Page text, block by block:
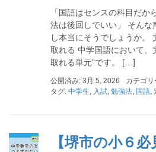
「国語はセンスの科目だ
法は後回しでいい」 そん
し本当にそうでしょうか。
取れる 中学国語において、
取れる単元”です。 […]
公開済み: 3月 5, 2026 カテゴリ
タグ: 中学生, 入試, 勉強法, 国語,
【堺市の小６